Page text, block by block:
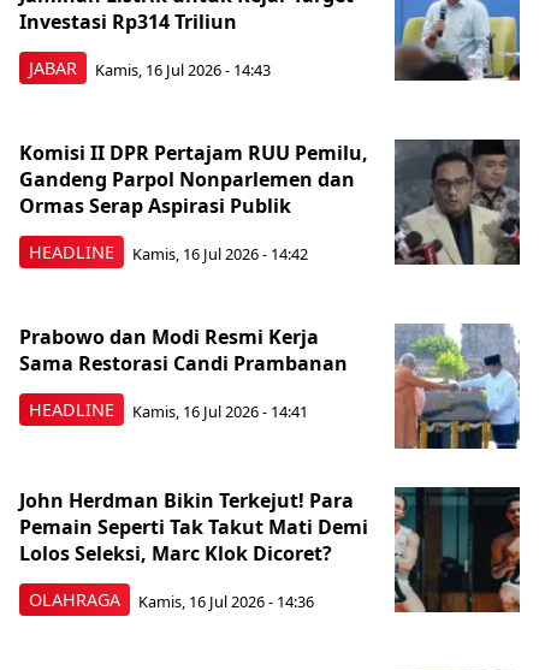
JABAR
Investasi Rp314 Triliun
Kamis, 16 Jul 2026 - 14:43
HEADLINE
Komisi II DPR Pertajam RUU Pemilu,
Gandeng Parpol Nonparlemen dan
Ormas Serap Aspirasi Publik
Kamis, 16 Jul 2026 - 14:42
HEADLINE
Prabowo dan Modi Resmi Kerja
Sama Restorasi Candi Prambanan
Kamis, 16 Jul 2026 - 14:41
OLAHRAGA
John Herdman Bikin Terkejut! Para
Pemain Seperti Tak Takut Mati Demi
Lolos Seleksi, Marc Klok Dicoret?
Kamis, 16 Jul 2026 - 14:36